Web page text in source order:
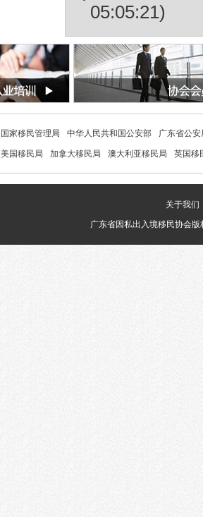
05:05:21)
国家移民管理局 中华人民共和国公安部 广东省公
美国移民局 加拿大移民局 澳大利亚移民局 英国移
关于我们
广东省因私出入境移民协会